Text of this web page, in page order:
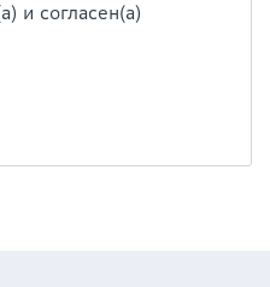
и согласен(а)